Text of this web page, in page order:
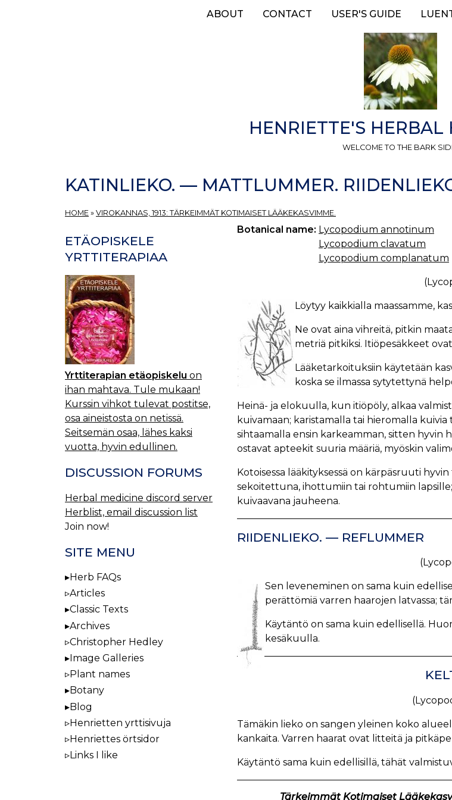
ABOUT CONTACT USER'S GUIDE
HENRIETTE'S HERBAL
WELCOME TO THE BARK
KATINLIEKO. — MATTLUMMER.
HOME » VIROKANNAS, 1913: TÄRKEIMMÄT KOTIMAISET LÄÄKEKASVIMME.
Botanical name: Lycopodium annotinum
Lycopodium clavatum
Lycopodium complanatum
Löytyy kaikkialla maassamme,
Ne ovat aina vihreitä, pitkin
metriä pitkiksi. Itiöpesäkkeet
Lääketarkoituksiin käytetään
koska se ilmassa sytytettynä
Heinä- ja elokuulla, kun itiöpöly, alkaa
kuivamaan; karistamalla tai hieromalla
sihtaamalla ensin karkeamman, sitten
ostavat apteekit suuria määriä, myöskin
Kotoisessa lääkityksessä on kärpäsruuti
sekoitettuna, ihottumiin tai rohtumiin
kuivaavana jauheena.
RIIDENLIEKO. — REFLUMMER
Sen leveneminen on sama kuin
perättömiä varren haarojen latvassa;
Käytäntö on sama kuin edellisellä.
kesäkuulla.
Tämäkin lieko on sangen yleinen koko
kankaita. Varren haarat ovat litteitä ja
Käytäntö sama kuin edellisillä, tähät
Tärkeimmät Kotimaiset
ETÄOPISKELE
YRTTITERAPIAA
Yrttiterapian etäopiskelu on
ihan mahtava. Tule mukaan!
Kurssin vihkot tulevat postitse,
osa aineistosta on netissä.
Seitsemän osaa, lähes kaksi
vuotta, hyvin edullinen.
DISCUSSION FORUMS
Herbal medicine discord server
Herblist, email discussion list
Join now!
SITE MENU
Herb FAQs
Articles
Classic Texts
Archives
Christopher Hedley
Image Galleries
Plant names
Botany
Blog
Henrietten yrttisivuja
Henriettes örtsidor
Links I like